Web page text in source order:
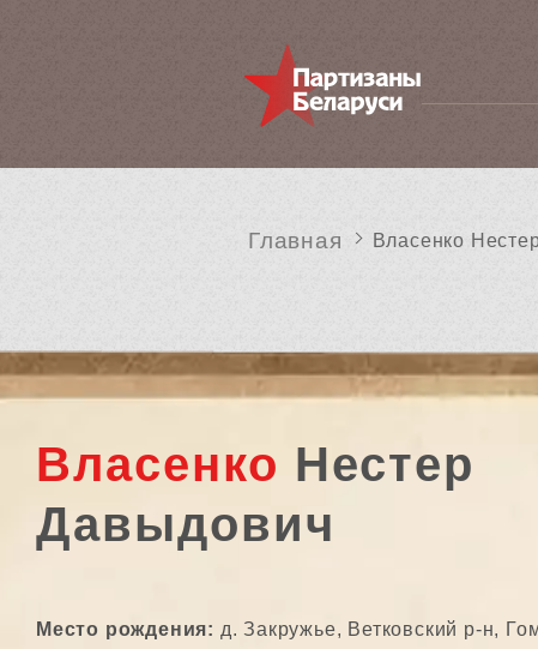
Главная Власенко
Власенко Нестер
Давыдович
Место рождения: д. Закружье, Ветковский р-н,